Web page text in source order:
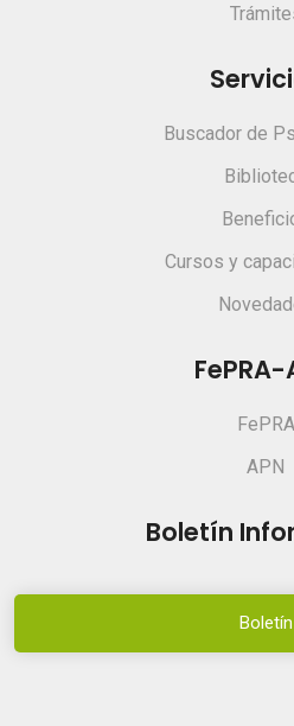
Buscador de
Cursos y
FePRA-
FePRA
APN
Boletín
Boletín